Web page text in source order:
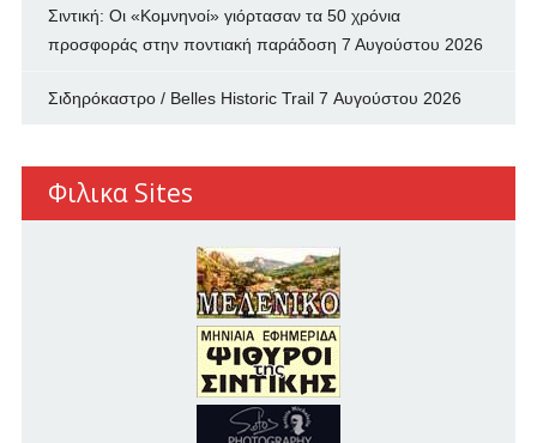
Σιντική: Οι «Κομνηνοί» γιόρτασαν τα 50 χρόνια
προσφοράς στην ποντιακή παράδοση 7 Αυγούστου 2026
Σιδηρόκαστρο / Belles Historic Trail 7 Αυγούστου 2026
Φιλικα Sites